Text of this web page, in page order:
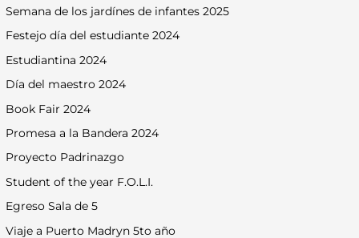
Semana de los jardínes de infantes 2025
Festejo día del estudiante 2024
Estudiantina 2024
Día del maestro 2024
Book Fair 2024
Promesa a la Bandera 2024
Proyecto Padrinazgo
Student of the year F.O.L.I.
Egreso Sala de 5
Viaje a Puerto Madryn 5to año